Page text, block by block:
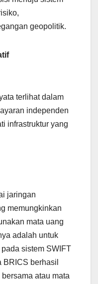
geopolitik.
terlihat dalam
independen
infrastruktur yang
jaringan
memungkinkan
mata uang
adalah untuk
sistem SWIFT
berhasil
atau mata